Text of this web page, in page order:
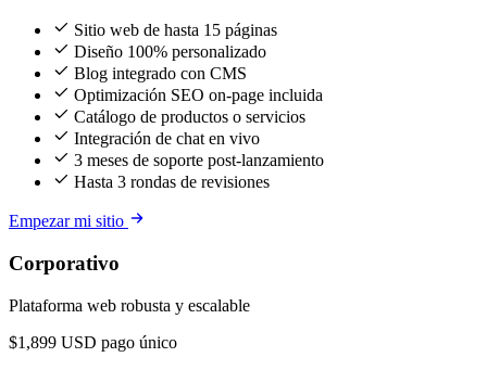
Sitio web de hasta 15 páginas
Diseño 100% personalizado
Blog integrado con CMS
Optimización SEO on-page incluida
Catálogo de productos o servicios
Integración de chat en vivo
3 meses de soporte post-lanzamiento
Hasta 3 rondas de revisiones
Empezar mi sitio
Corporativo
Plataforma web robusta y escalable
$1,899 USD pago único